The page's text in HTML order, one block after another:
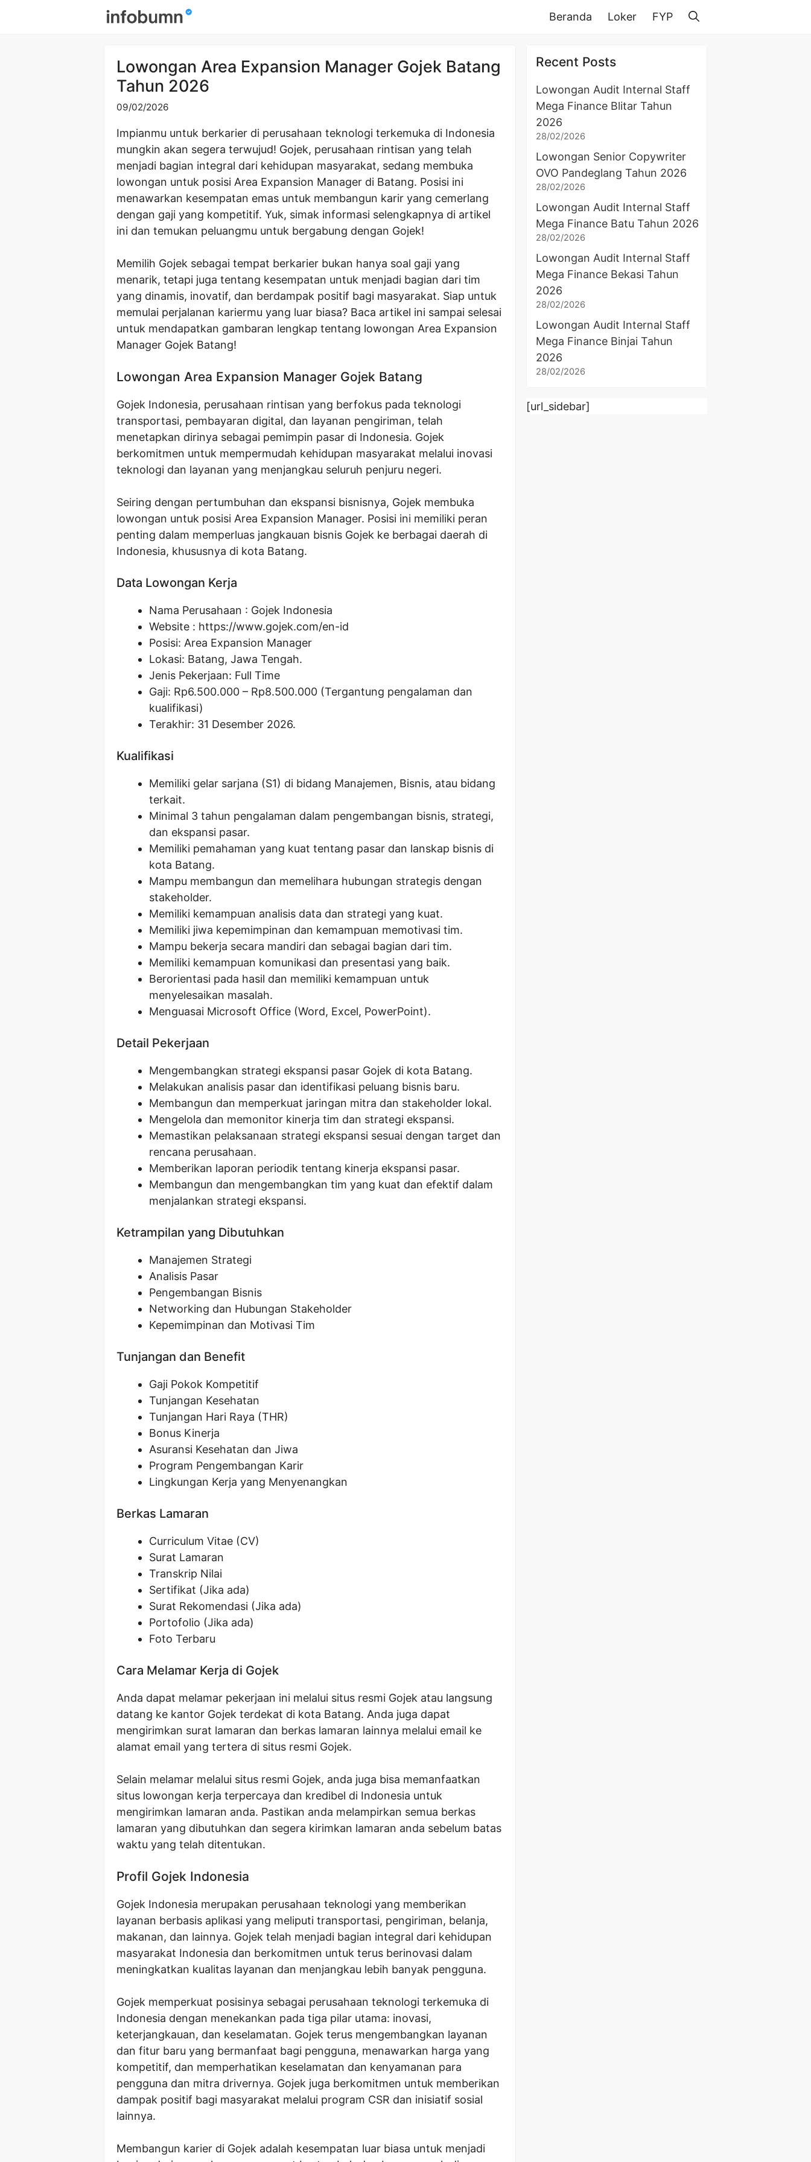
Beranda Loker FYP
Lowongan Area Expansion Manager Gojek Batang
Tahun 2026
09/02/2026
Impianmu untuk berkarier di perusahaan teknologi terkemuka di Indonesia
mungkin akan segera terwujud! Gojek, perusahaan rintisan yang telah
menjadi bagian integral dari kehidupan masyarakat, sedang membuka
lowongan untuk posisi Area Expansion Manager di Batang. Posisi ini
menawarkan kesempatan emas untuk membangun karir yang cemerlang
dengan gaji yang kompetitif. Yuk, simak informasi selengkapnya di artikel
ini dan temukan peluangmu untuk bergabung dengan Gojek!
Memilih Gojek sebagai tempat berkarier bukan hanya soal gaji yang
menarik, tetapi juga tentang kesempatan untuk menjadi bagian dari tim
yang dinamis, inovatif, dan berdampak positif bagi masyarakat. Siap untuk
memulai perjalanan kariermu yang luar biasa? Baca artikel ini sampai selesai
untuk mendapatkan gambaran lengkap tentang lowongan Area Expansion
Manager Gojek Batang!
Lowongan Area Expansion Manager Gojek Batang
Gojek Indonesia, perusahaan rintisan yang berfokus pada teknologi
transportasi, pembayaran digital, dan layanan pengiriman, telah
menetapkan dirinya sebagai pemimpin pasar di Indonesia. Gojek
berkomitmen untuk mempermudah kehidupan masyarakat melalui inovasi
teknologi dan layanan yang menjangkau seluruh penjuru negeri.
Seiring dengan pertumbuhan dan ekspansi bisnisnya, Gojek membuka
lowongan untuk posisi Area Expansion Manager. Posisi ini memiliki peran
penting dalam memperluas jangkauan bisnis Gojek ke berbagai daerah di
Indonesia, khususnya di kota Batang.
Data Lowongan Kerja
Nama Perusahaan : Gojek Indonesia
Website : https://www.gojek.com/en-id
Posisi: Area Expansion Manager
Lokasi: Batang, Jawa Tengah.
Jenis Pekerjaan: Full Time
Gaji: Rp6.500.000 – Rp8.500.000 (Tergantung pengalaman dan
kualifikasi)
Terakhir: 31 Desember 2026.
Kualifikasi
Memiliki gelar sarjana (S1) di bidang Manajemen, Bisnis, atau bidang
terkait.
Minimal 3 tahun pengalaman dalam pengembangan bisnis, strategi,
dan ekspansi pasar.
Memiliki pemahaman yang kuat tentang pasar dan lanskap bisnis di
kota Batang.
Mampu membangun dan memelihara hubungan strategis dengan
stakeholder.
Memiliki kemampuan analisis data dan strategi yang kuat.
Memiliki jiwa kepemimpinan dan kemampuan memotivasi tim.
Mampu bekerja secara mandiri dan sebagai bagian dari tim.
Memiliki kemampuan komunikasi dan presentasi yang baik.
Berorientasi pada hasil dan memiliki kemampuan untuk
menyelesaikan masalah.
Menguasai Microsoft Office (Word, Excel, PowerPoint).
Detail Pekerjaan
Mengembangkan strategi ekspansi pasar Gojek di kota Batang.
Melakukan analisis pasar dan identifikasi peluang bisnis baru.
Membangun dan memperkuat jaringan mitra dan stakeholder lokal.
Mengelola dan memonitor kinerja tim dan strategi ekspansi.
Memastikan pelaksanaan strategi ekspansi sesuai dengan target dan
rencana perusahaan.
Memberikan laporan periodik tentang kinerja ekspansi pasar.
Membangun dan mengembangkan tim yang kuat dan efektif dalam
menjalankan strategi ekspansi.
Ketrampilan yang Dibutuhkan
Manajemen Strategi
Analisis Pasar
Pengembangan Bisnis
Networking dan Hubungan Stakeholder
Kepemimpinan dan Motivasi Tim
Tunjangan dan Benefit
Gaji Pokok Kompetitif
Tunjangan Kesehatan
Tunjangan Hari Raya (THR)
Bonus Kinerja
Asuransi Kesehatan dan Jiwa
Program Pengembangan Karir
Lingkungan Kerja yang Menyenangkan
Berkas Lamaran
Curriculum Vitae (CV)
Surat Lamaran
Transkrip Nilai
Sertifikat (Jika ada)
Surat Rekomendasi (Jika ada)
Portofolio (Jika ada)
Foto Terbaru
Cara Melamar Kerja di Gojek
Anda dapat melamar pekerjaan ini melalui situs resmi Gojek atau langsung
datang ke kantor Gojek terdekat di kota Batang. Anda juga dapat
mengirimkan surat lamaran dan berkas lamaran lainnya melalui email ke
alamat email yang tertera di situs resmi Gojek.
Selain melamar melalui situs resmi Gojek, anda juga bisa memanfaatkan
situs lowongan kerja terpercaya dan kredibel di Indonesia untuk
mengirimkan lamaran anda. Pastikan anda melampirkan semua berkas
lamaran yang dibutuhkan dan segera kirimkan lamaran anda sebelum batas
waktu yang telah ditentukan.
Profil Gojek Indonesia
Gojek Indonesia merupakan perusahaan teknologi yang memberikan
layanan berbasis aplikasi yang meliputi transportasi, pengiriman, belanja,
makanan, dan lainnya. Gojek telah menjadi bagian integral dari kehidupan
masyarakat Indonesia dan berkomitmen untuk terus berinovasi dalam
meningkatkan kualitas layanan dan menjangkau lebih banyak pengguna.
Gojek memperkuat posisinya sebagai perusahaan teknologi terkemuka di
Indonesia dengan menekankan pada tiga pilar utama: inovasi,
keterjangkauan, dan keselamatan. Gojek terus mengembangkan layanan
dan fitur baru yang bermanfaat bagi pengguna, menawarkan harga yang
kompetitif, dan memperhatikan keselamatan dan kenyamanan para
pengguna dan mitra drivernya. Gojek juga berkomitmen untuk memberikan
dampak positif bagi masyarakat melalui program CSR dan inisiatif sosial
lainnya.
Membangun karier di Gojek adalah kesempatan luar biasa untuk menjadi
Recent Posts
Lowongan Audit Internal Staff
Mega Finance Blitar Tahun
2026
28/02/2026
Lowongan Senior Copywriter
OVO Pandeglang Tahun 2026
28/02/2026
Lowongan Audit Internal Staff
Mega Finance Batu Tahun 2026
28/02/2026
Lowongan Audit Internal Staff
Mega Finance Bekasi Tahun
2026
28/02/2026
Lowongan Audit Internal Staff
Mega Finance Binjai Tahun
2026
28/02/2026
[url_sidebar]